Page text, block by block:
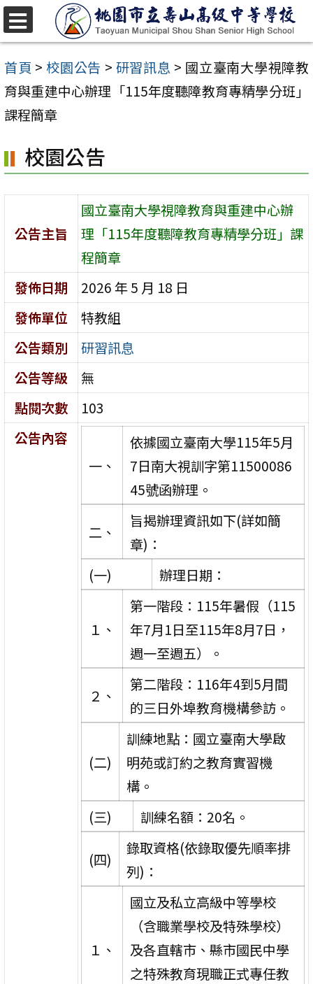
跳
至
主
要
內
區
首頁 > 校園公告 > 研習訊息 > 國立臺南大學視障教
育與重建中心辦理「115年度聽障教育專精學分班」
課程簡章
校園公告
公告主旨
國立臺南大學視障教育與重建中心辦
理「115年度聽障教育專精學分班」課
程簡章
發佈日期
2026 年 5 月 18 日
發佈單位
特教組
公告類別
研習訊息
公告等級
無
點閱次數
103
公告內容
一、
依據國立臺南大學115年5月
7日南大視訓字第11500086
45號函辦理。
二、
旨揭辦理資訊如下(詳如簡
章)：
(一)
辦理日期：
１、
第一階段：115年暑假（115
年7月1日至115年8月7日，
週一至週五）。
２、
第二階段：116年4到5月間
的三日外埠教育機構參訪。
(二)
訓練地點：國立臺南大學啟
明苑或訂約之教育實習機
構。
(三)
訓練名額：20名。
(四)
錄取資格(依錄取優先順率排
列)：
１、
國立及私立高級中等學校
（含職業學校及特殊學校）
及各直轄市、縣市國民中學
之特殊教育現職正式專任教
選
單